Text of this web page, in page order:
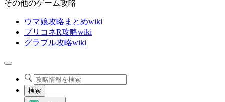
その他のゲーム攻略
ウマ娘攻略まとめwiki
プリコネR攻略wiki
グラブル攻略wiki
検索